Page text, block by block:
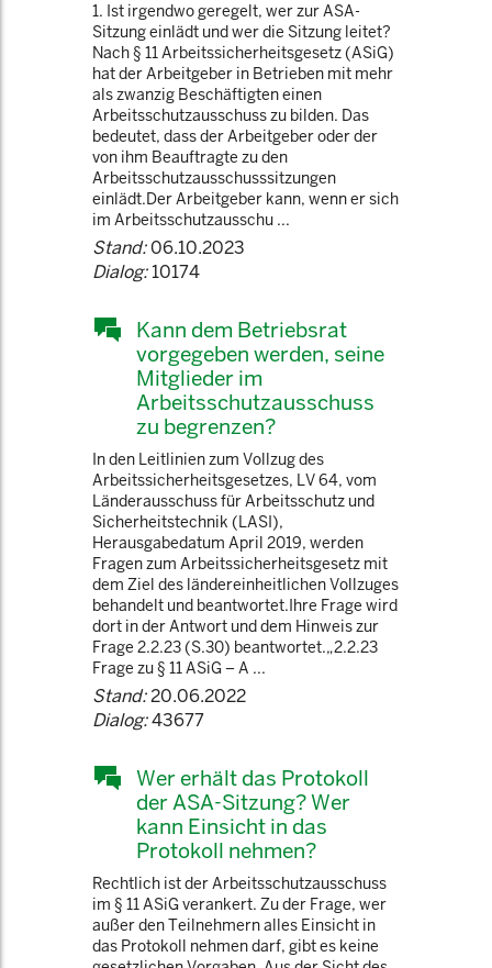
1. Ist irgendwo geregelt, wer zur ASA-
Sitzung einlädt und wer die Sitzung leitet?
Nach § 11 Arbeitssicherheitsgesetz (ASiG)
hat der Arbeitgeber in Betrieben mit mehr
als zwanzig Beschäftigten einen
Arbeitsschutzausschuss zu bilden. Das
bedeutet, dass der Arbeitgeber oder der
von ihm Beauftragte zu den
Arbeitsschutzausschusssitzungen
einlädt.Der Arbeitgeber kann, wenn er sich
im Arbeitsschutzausschu ...
Stand:06.10.2023
Dialog:10174
Kann dem Betriebsrat
vorgegeben werden, seine
Mitglieder im
Arbeitsschutzausschuss
zu begrenzen?
In den Leitlinien zum Vollzug des
Arbeitssicherheitsgesetzes, LV 64, vom
Länderausschuss für Arbeitsschutz und
Sicherheitstechnik (LASI),
Herausgabedatum April 2019, werden
Fragen zum Arbeitssicherheitsgesetz mit
dem Ziel des ländereinheitlichen Vollzuges
behandelt und beantwortet.Ihre Frage wird
dort in der Antwort und dem Hinweis zur
Frage 2.2.23 (S.30) beantwortet.„2.2.23
Frage zu § 11 ASiG – A ...
Stand:20.06.2022
Dialog:43677
Wer erhält das Protokoll
der ASA-Sitzung? Wer
kann Einsicht in das
Protokoll nehmen?
Rechtlich ist der Arbeitsschutzausschuss
im § 11 ASiG verankert. Zu der Frage, wer
außer den Teilnehmern alles Einsicht in
das Protokoll nehmen darf, gibt es keine